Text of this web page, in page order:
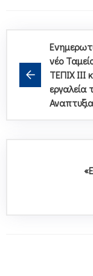
νέο
ΤΕΠΙΧ
εργαλεία